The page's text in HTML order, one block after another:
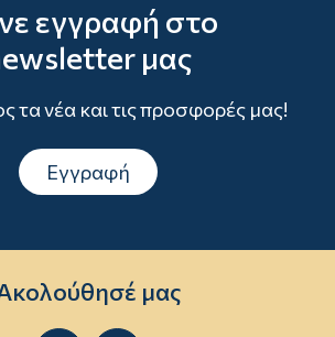
εγγραφή στο
μας
τα νέα και τις προσφορές μας!
Εγγραφή
μας